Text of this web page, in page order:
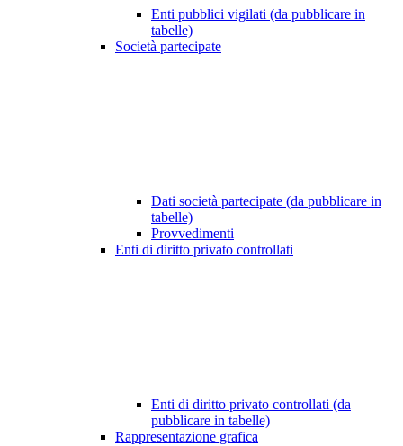
Enti pubblici vigilati (da pubblicare in
tabelle)
Società partecipate
Dati società partecipate (da pubblicare in
tabelle)
Provvedimenti
Enti di diritto privato controllati
Enti di diritto privato controllati (da
pubblicare in tabelle)
Rappresentazione grafica